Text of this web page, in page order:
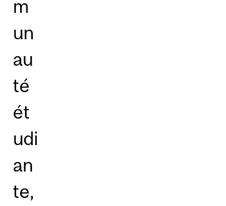
m
un
au
té
ét
udi
an
te,